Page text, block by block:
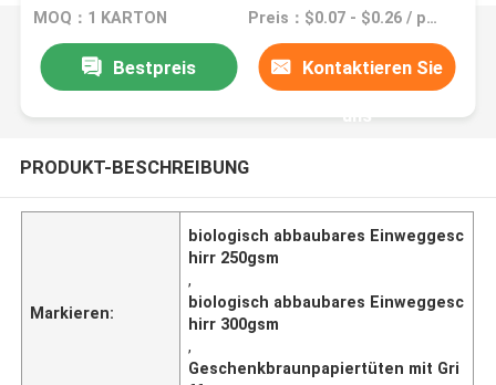
MOQ：1 KARTON Preis：$0.07 - $0.26 / piece
Bestpreis Kontaktieren Sie
uns
PRODUKT-BESCHREIBUNG
Markieren:
biologisch abbaubares Einweggesc
hirr 250gsm
,
biologisch abbaubares Einweggesc
hirr 300gsm
,
Geschenkbraunpapiertüten mit Gri